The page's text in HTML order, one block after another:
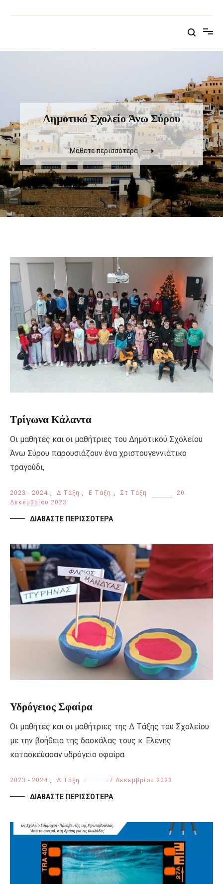
στο
Δημοτικό Σχολείο Άνω Σύρου
Μάθετε περισσότερα
Τρίγωνα Κάλαντα
Οι μαθητές και οι μαθήτριες του Δημοτικού Σχολείου
Άνω Σύρου παρουσιάζουν ένα χριστουγεννιάτικο
τραγούδι,
2023 - 2024 , Δ Τάξη , Ε Τάξη , Στ Τάξη
20
Δεκεμβρίου 2023
ΔΙΑΒΆΣΤΕ ΠΕΡΙΣΣΌΤΕΡΑ
Υδρόγειος Σφαίρα
Οι μαθητές και οι μαθήτριες της Δ Τάξης του Σχολείου
με την βοήθεια της δασκάλας τους κ. Ελένης
κατασκεύασαν υδρόγειο σφαίρα
2023 - 2024 , Δ Τάξη 7 Δεκεμβρίου 2023
ΔΙΑΒΆΣΤΕ ΠΕΡΙΣΣΌΤΕΡΑ